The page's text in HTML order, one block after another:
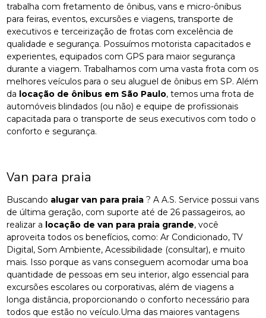
trabalha com fretamento de ônibus, vans e micro-ônibus
para feiras, eventos, excursões e viagens, transporte de
executivos e terceirização de frotas com excelência de
qualidade e segurança. Possuímos motorista capacitados e
experientes, equipados com GPS para maior segurança
durante a viagem. Trabalhamos com uma vasta frota com os
melhores veículos para o seu aluguel de ônibus em SP. Além
da locação de ônibus em São Paulo, temos uma frota de
automóveis blindados (ou não) e equipe de profissionais
capacitada para o transporte de seus executivos com todo o
conforto e segurança.
Van para praia
Buscando alugar van para praia ? A A.S. Service possui vans
de última geração, com suporte até de 26 passageiros, ao
realizar a locação de van para praia grande, você
aproveita todos os benefícios, como: Ar Condicionado, TV
Digital, Som Ambiente, Acessibilidade (consultar), e muito
mais. Isso porque as vans conseguem acomodar uma boa
quantidade de pessoas em seu interior, algo essencial para
excursões escolares ou corporativas, além de viagens a
longa distância, proporcionando o conforto necessário para
todos que estão no veículo.Uma das maiores vantagens